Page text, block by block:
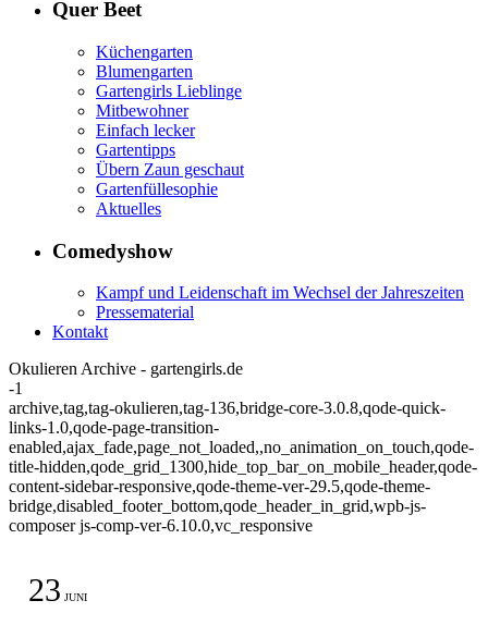
Quer Beet
Küchengarten
Blumengarten
Gartengirls Lieblinge
Mitbewohner
Einfach lecker
Gartentipps
Übern Zaun geschaut
Gartenfüllesophie
Aktuelles
Comedyshow
Kampf und Leidenschaft im Wechsel der Jahreszeiten
Pressematerial
Kontakt
Okulieren Archive - gartengirls.de
-1
archive,tag,tag-okulieren,tag-136,bridge-core-3.0.8,qode-quick-
links-1.0,qode-page-transition-
enabled,ajax_fade,page_not_loaded,,no_animation_on_touch,qode-
title-hidden,qode_grid_1300,hide_top_bar_on_mobile_header,qode-
content-sidebar-responsive,qode-theme-ver-29.5,qode-theme-
bridge,disabled_footer_bottom,qode_header_in_grid,wpb-js-
composer js-comp-ver-6.10.0,vc_responsive
23 JUNI